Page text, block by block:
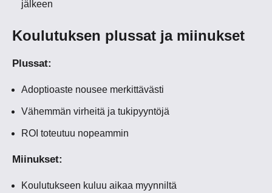
jälkeen
Koulutuksen plussat ja miinukset
Plussat:
Adoptioaste nousee merkittävästi
Vähemmän virheitä ja tukipyyntöjä
ROI toteutuu nopeammin
Miinukset:
Koulutukseen kuluu aikaa myynniltä